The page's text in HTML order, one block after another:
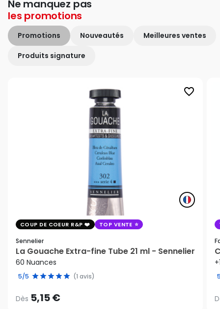
Ne manquez pas
les promotions
Promotions Nouveautés Meilleures ventes
Produits signature
favorite_border
COUP DE COEUR R&P TOP VENTE
Sennelier
La Gouache Extra-fine Tube 21 ml - Sennelier
60 Nuances
5/5 (1 avis)
Dès 5,15 €